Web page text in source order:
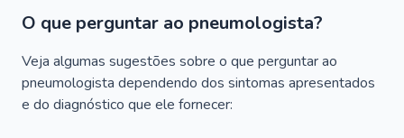
O que perguntar ao pneumologista?
Veja algumas sugestões sobre o que perguntar ao
pneumologista dependendo dos sintomas apresentados
e do diagnóstico que ele fornecer: